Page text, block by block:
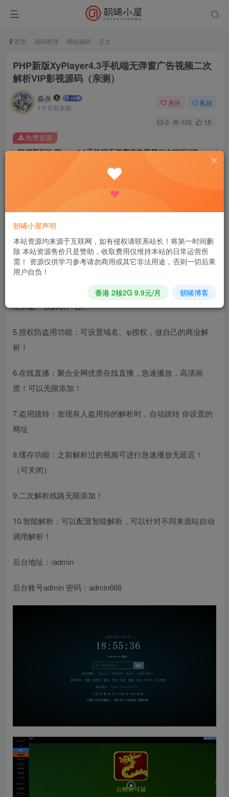
首页 源码程序 网站源码 正文
PHP新版XyPlayer4.3手机端无弹窗广告视频二次
解析VIP影视源码（亲测）
淼炎
1个月前更新
关注 私信
0 105 15
PHP新版XyPlayer4.3手机端无弹窗广告视频二次解析VIP影视源码（亲测）
登录查看
免费资源
1.云解析：可以自动调用第三方资源站资源播放。
2.API解析：可以设置调用 苹果cms/海洋CMS 数据库资源
3.在线搜索：用户可以直接在线搜索资源播放。
4.广告屏蔽：内置广告屏蔽代码，并配有详细使用说明，轻
松屏蔽一次解析广告。
5.授权防盗用功能：可设置域名、ip授权，做自己的商业解
析！
6.在线直播：聚合全网优质在线直播，急速播放，高清画
质！可以无限添加！
7.盗用跳转：发现有人盗用你的解析时，自动跳转 你设置的
网址
8.缓存功能：之前解析过的视频可进行急速播放无延迟！
（可关闭）
9.二次解析线路无限添加！
10.智能解析：可以配置智能解析，可以针对不同来源站自动
调用解析！
后台地址：/admin
后台账号admin 密码：admin666
朝晞小屋声明
本站资源均来源于互联网，如有侵权请联系站长！将第一时间删
除 本站资源售价只是赞助，收取费用仅维持本站的日常运营所
需！ 资源仅供学习参考请勿商用或其它非法用途，否则一切后果
用户自负！
香港 2核2G 9.9元/月 朝晞博客